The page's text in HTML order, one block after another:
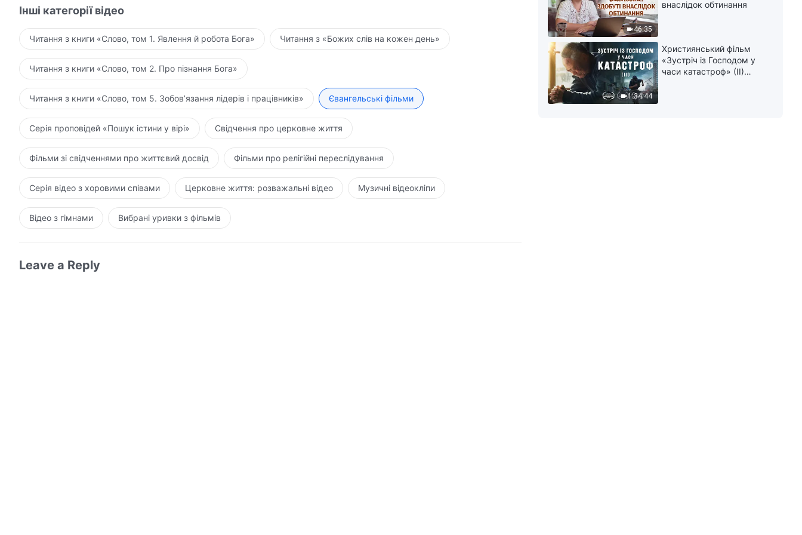
Інші категорії відео
Читання з книги «Слово, том 1. Явлення й робота Бога» Читання з «Божих слів на кожен день»
Читання з книги «Слово, том 2. Про пізнання Бога»
Читання з книги «Слово, том 5. Зобов’язання лідерів і працівників» Євангельські фільми
Серія проповідей «Пошук істини у вірі» Свідчення про церковне життя
Фільми зі свідченнями про життєвий досвід Фільми про релігійні переслідування
Серія відео з хоровими співами Церковне життя: розважальні відео Музичні відеокліпи
Відео з гімнами Вибрані уривки з фільмів
Leave a Reply
46:35
внаслідок обтинання
1:34:44
Християнський фільм
«Зустріч із Господом у
часи катастроф» (II)